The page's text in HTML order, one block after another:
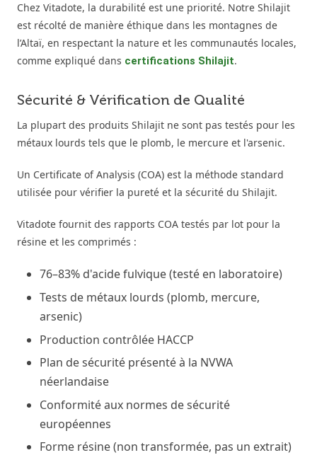
Chez Vitadote, la durabilité est une priorité. Notre Shilajit
est récolté de manière éthique dans les montagnes de
l’Altaï, en respectant la nature et les communautés locales,
comme expliqué dans certifications Shilajit.
Sécurité & Vérification de Qualité
La plupart des produits Shilajit ne sont pas testés pour les
métaux lourds tels que le plomb, le mercure et l'arsenic.
Un Certificate of Analysis (COA) est la méthode standard
utilisée pour vérifier la pureté et la sécurité du Shilajit.
Vitadote fournit des rapports COA testés par lot pour la
résine et les comprimés :
76–83% d'acide fulvique (testé en laboratoire)
Tests de métaux lourds (plomb, mercure,
arsenic)
Production contrôlée HACCP
Plan de sécurité présenté à la NVWA
néerlandaise
Conformité aux normes de sécurité
européennes
Forme résine (non transformée, pas un extrait)